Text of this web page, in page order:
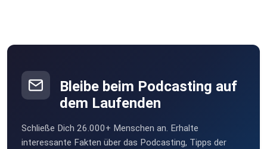
Bleibe beim Podcasting auf
dem Laufenden
Schließe Dich 26.000+ Menschen an. Erhalte
interessante Fakten über das Podcasting, Tipps der